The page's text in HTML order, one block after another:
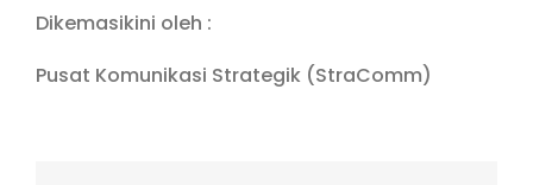
Dikemasikini oleh :
Pusat Komunikasi Strategik (StraComm)